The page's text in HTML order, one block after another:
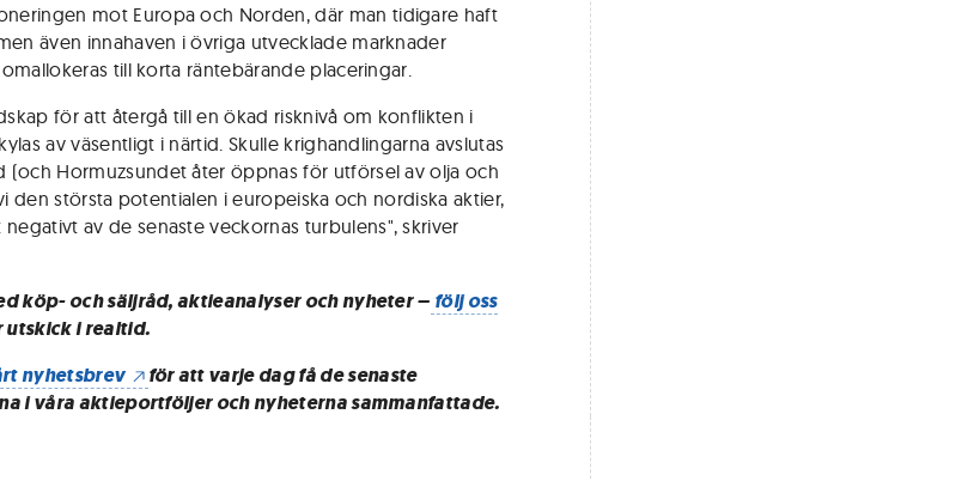
mot Europa och Norden, där man tidigare haft
även innahaven i övriga utvecklade marknader
till korta räntebärande placeringar.
för att återgå till en ökad risknivå om konflikten i
av väsentligt i närtid. Skulle krighandlingarna avslutas
(och Hormuzsundet åter öppnas för utförsel av olja och
den största potentialen i europeiska och nordiska aktier,
av de senaste veckornas turbulens", skriver
köp- och säljråd, aktieanalyser och nyheter – följ oss
utskick i realtid.
nyhetsbrev
för att varje dag få de senaste
i våra aktieportföljer och nyheterna sammanfattade.